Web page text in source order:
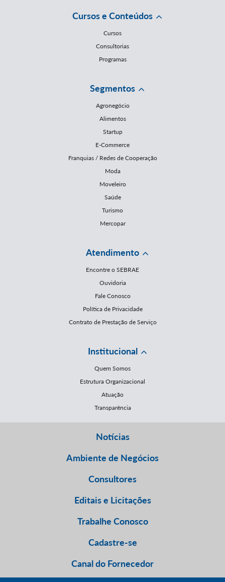
Cursos e Conteúdos
Cursos
Consultorias
Programas
Segmentos
Agronegócio
Alimentos
Startup
E-Commerce
Franquias / Redes de Cooperação
Moda
Moveleiro
Saúde
Turismo
Mercopar
Atendimento
Encontre o SEBRAE
Ouvidoria
Fale Conosco
Política de Privacidade
Contrato de Prestação de Serviço
Institucional
Quem Somos
Estrutura Organizacional
Atuação
Transparência
Notícias
Ambiente de Negócios
Consultores
Editais e Licitações
Trabalhe Conosco
Cadastre-se
Canal do Fornecedor